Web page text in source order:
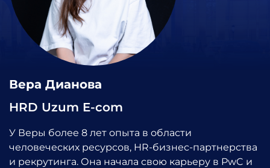
Вера Дианова
HRD Uzum E-com
У Веры более 8 лет опыта в области
человеческих ресурсов, HR-бизнес-партнерства
и рекрутинга. Она начала свою карьеру в PwC и